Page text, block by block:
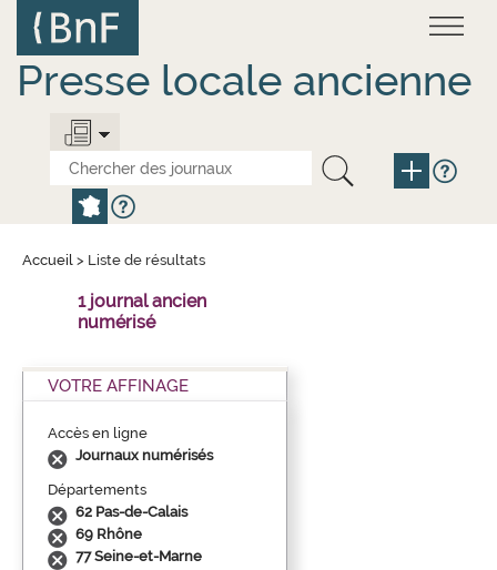
contenu
principal
Presse locale ancienne
Accueil > Liste de résultats
1 journal ancien
numérisé
VOTRE AFFINAGE
Accès en ligne
Journaux numérisés
Départements
62 Pas-de-Calais
69 Rhône
77 Seine-et-Marne
Panneau de gestion des cookies